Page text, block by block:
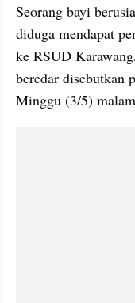
Seorang bayi
diduga mendapat
ke RSUD
beredar disebutkan
Minggu (3/5)